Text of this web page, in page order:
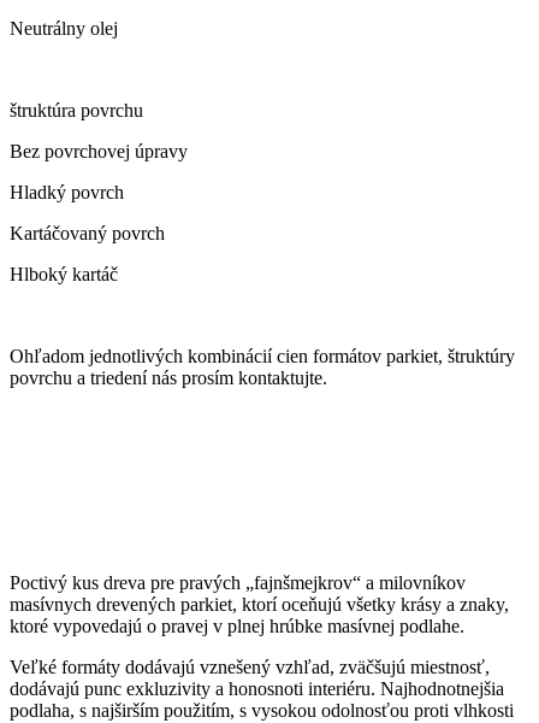
Neutrálny olej
štruktúra povrchu
Bez povrchovej úpravy
Hladký povrch
Kartáčovaný povrch
Hlboký kartáč
Ohľadom jednotlivých kombinácií cien formátov parkiet, štruktúry
povrchu a triedení nás prosím kontaktujte.
Poctivý kus dreva pre pravých „fajnšmejkrov“ a milovníkov
masívnych drevených parkiet, ktorí oceňujú všetky krásy a znaky,
ktoré vypovedajú o pravej v plnej hrúbke masívnej podlahe.
Veľké formáty dodávajú vznešený vzhľad, zväčšujú miestnosť,
dodávajú punc exkluzivity a honosnoti interiéru. Najhodnotnejšia
podlaha, s najširším použitím, s vysokou odolnosťou proti vlhkosti